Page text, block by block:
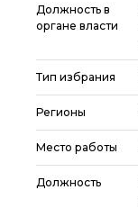
Должность в
органе власти
Тип избрания
Регионы
Место работы
Должность